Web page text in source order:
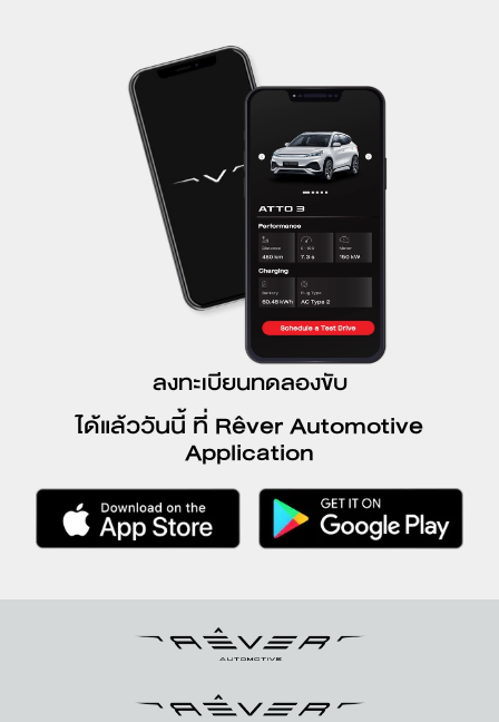
ลงทะเบียนทดลองขับ
ได้แล้ววันนี้ ที่ Rêver Automotive
Application